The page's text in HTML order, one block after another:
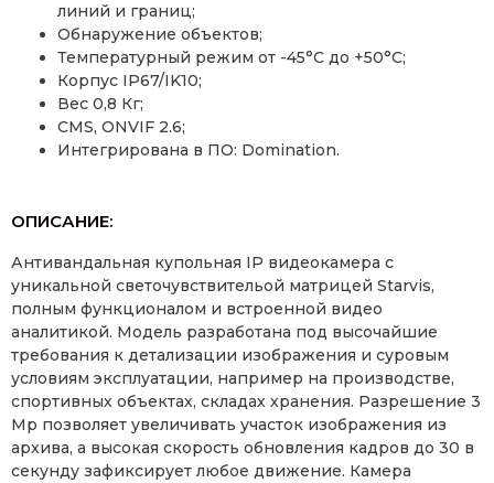
линий и границ;
Обнаружение объектов;
Температурный режим от -45°С до +50°С;
Корпус IP67/IK10;
Вес 0,8 Кг;
CMS, ONVIF 2.6;
Интегрирована в ПО: Domination.
ОПИСАНИЕ:
Антивандальная купольная IP видеокамера с
уникальной светочувствительой матрицей Starvis,
полным функционалом и встроенной видео
аналитикой. Модель разработана под высочайшие
требования к детализации изображения и суровым
условиям эксплуатации, например на производстве,
спортивных объектах, складах хранения. Разрешение 3
Mp позволяет увеличивать участок изображения из
архива, а высокая скорость обновления кадров до 30 в
секунду зафиксирует любое движение. Камера